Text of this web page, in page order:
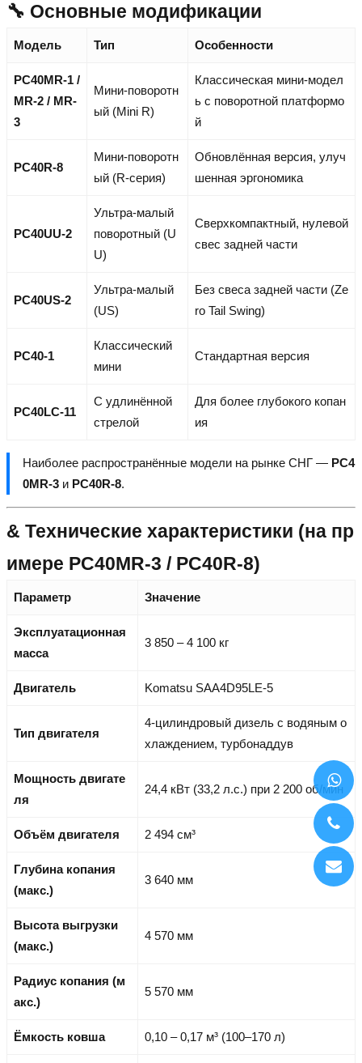
🔧 Основные модификации
Модель Тип Особенности
PC40MR-1 /
MR-2 / MR-
3
Мини-поворотн
ый (Mini R)
Классическая мини-модел
ь с поворотной платформо
й
PC40R-8
Мини-поворотн
ый (R-серия)
Обновлённая версия, улуч
шенная эргономика
PC40UU-2
Ультра-малый
поворотный (U
U)
Сверхкомпактный, нулевой
свес задней части
PC40US-2
Ультра-малый
(US)
Без свеса задней части (Ze
ro Tail Swing)
PC40-1
Классический
мини
Стандартная версия
PC40LC-11
С удлинённой
стрелой
Для более глубокого копан
ия
Наиболее распространённые модели на рынке СНГ — PC4
0MR-3 и PC40R-8.
& Технические характеристики (на пр
имере PC40MR-3 / PC40R-8)
Параметр Значение
Эксплуатационная
масса
3 850 – 4 100 кг
Двигатель Komatsu SAA4D95LE-5
Тип двигателя
4-цилиндровый дизель с водяным о
хлаждением, турбонаддув
Мощность двигате
ля
24,4 кВт (33,2 л.с.) при 2 200 об/мин
Объём двигателя 2 494 см³
Глубина копания
(макс.)
3 640 мм
Высота выгрузки
(макс.)
4 570 мм
Радиус копания (м
акс.)
5 570 мм
Ёмкость ковша 0,10 – 0,17 м³ (100–170 л)